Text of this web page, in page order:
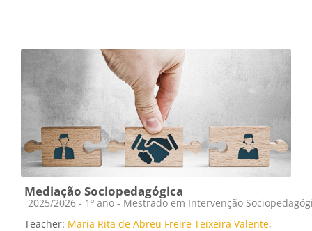
Mediação Sociopedagógica
Course category
2025/2026 - 1º ano - Mestrado em Intervenção
Teacher: Maria Rita de Abreu Freire Teixeira Valente,